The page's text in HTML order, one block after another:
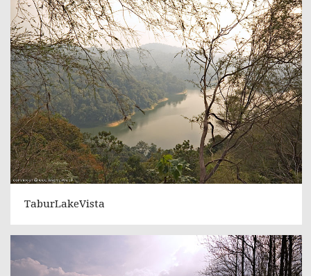
TaburLakeVista